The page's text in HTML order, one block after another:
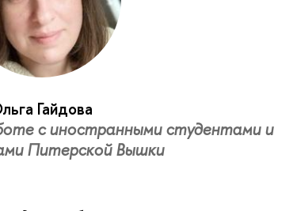
Гайдова
с иностранными студентами и
Питерской Вышки